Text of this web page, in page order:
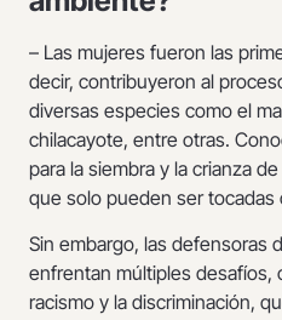
– Las mujeres fueron las
decir, contribuyeron al
diversas especies como el
chilacayote, entre otras.
para la siembra y la crianza
que solo pueden ser tocadas
Sin embargo, las defensoras
enfrentan múltiples desafíos,
racismo y la discriminación,